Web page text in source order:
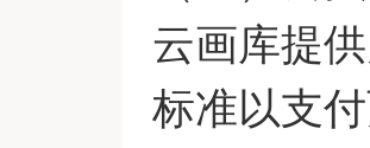
云画库提
标准以支